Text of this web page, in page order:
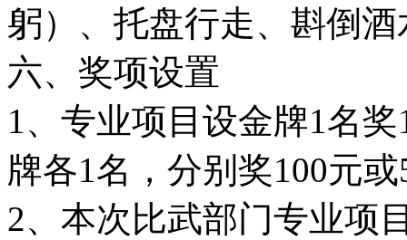
躬）、托盘行走、斟倒酒
六、奖项设置
1、专业项目设金牌1名
牌各1名，分别奖100元
2、本次比武部门专业项